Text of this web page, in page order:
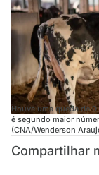
Houve uma queda de
é segundo maior
(CNA/Wenderson
Compartilhar